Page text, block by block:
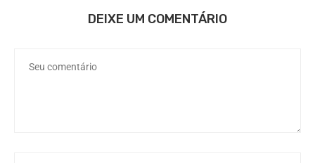
DEIXE UM COMENTÁRIO